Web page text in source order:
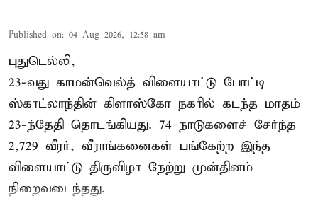
Published on: 04 Aug 2026, 12:58 am
புதுடெல்லி,
23-வது காமன்வெல்த் விளையாட்டு போட்டி
ஸ்காட்லாந்தின் கிளாஸ்கோ நகரில் கடந்த மாதம்
23-ந்தேதி தொடங்கியது. 74 நாடுகளைச் சேர்ந்த
2,729 வீரர், வீராங்கனைகள் பங்கேற்ற இந்த
விளையாட்டு திருவிழா நேற்று முன்தினம்
நிறைவடைந்தது.